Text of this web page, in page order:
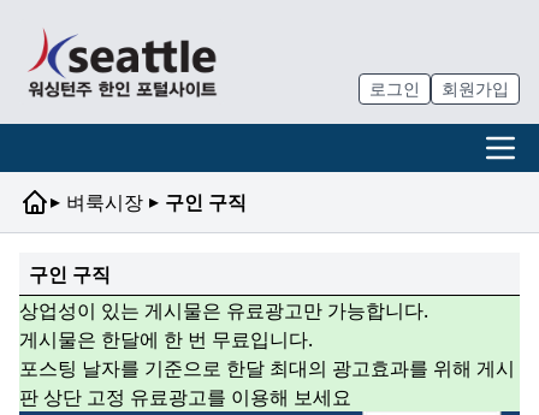
로그인 회원가입
▸ 벼룩시장 ▸ 구인 구직
구인 구직
상업성이 있는 게시물은 유료광고만 가능합니다.
게시물은 한달에 한 번 무료입니다.
포스팅 날자를 기준으로 한달 최대의 광고효과를 위해 게시
판 상단 고정 유료광고를 이용해 보세요